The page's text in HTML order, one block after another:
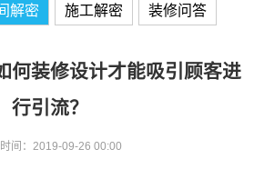
解密 施工解密 装修问答
何装修设计才能吸引顾客进
行引流？
间：2019-09-26 00:00